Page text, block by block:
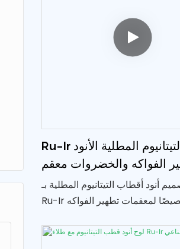
Ru-Ir أقطاب التيتانيوم المطلية الأنود
الفواكه والخضروات معقم
أنود أقطاب التيتانيوم المطلية بـ
Ru-Ir خصيصًا لمعقمات تطهير الفواكه
مما يضمن سلامة وجودة المنتجات